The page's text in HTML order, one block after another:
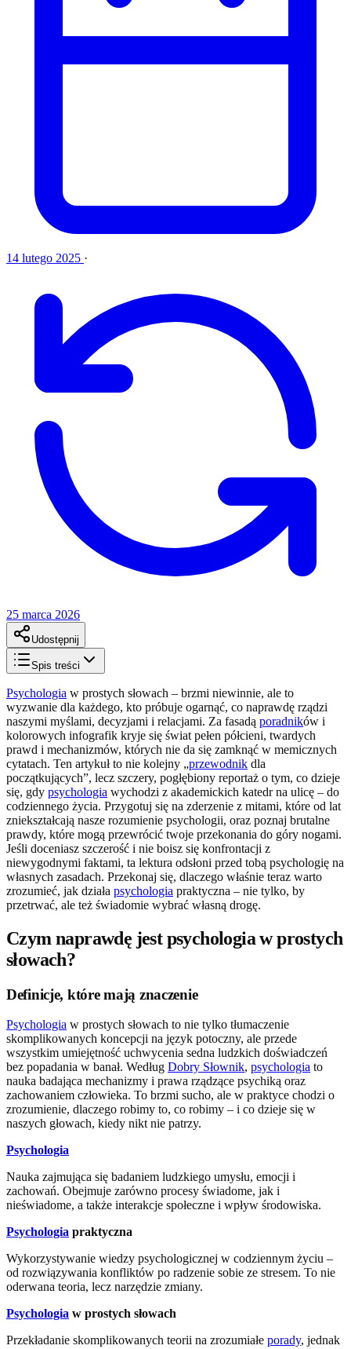
14 lutego 2025 ·
25 marca 2026
Udostępnij
Spis treści
Psychologia w prostych słowach – brzmi niewinnie, ale to
wyzwanie dla każdego, kto próbuje ogarnąć, co naprawdę rządzi
naszymi myślami, decyzjami i relacjami. Za fasadą poradników i
kolorowych infografik kryje się świat pełen półcieni, twardych
prawd i mechanizmów, których nie da się zamknąć w memicznych
cytatach. Ten artykuł to nie kolejny „przewodnik dla
początkujących”, lecz szczery, pogłębiony reportaż o tym, co dzieje
się, gdy psychologia wychodzi z akademickich katedr na ulicę – do
codziennego życia. Przygotuj się na zderzenie z mitami, które od lat
zniekształcają nasze rozumienie psychologii, oraz poznaj brutalne
prawdy, które mogą przewrócić twoje przekonania do góry nogami.
Jeśli doceniasz szczerość i nie boisz się konfrontacji z
niewygodnymi faktami, ta lektura odsłoni przed tobą psychologię na
własnych zasadach. Przekonaj się, dlaczego właśnie teraz warto
zrozumieć, jak działa psychologia praktyczna – nie tylko, by
przetrwać, ale też świadomie wybrać własną drogę.
Czym naprawdę jest psychologia w prostych
słowach?
Definicje, które mają znaczenie
Psychologia w prostych słowach to nie tylko tłumaczenie
skomplikowanych koncepcji na język potoczny, ale przede
wszystkim umiejętność uchwycenia sedna ludzkich doświadczeń
bez popadania w banał. Według Dobry Słownik, psychologia to
nauka badająca mechanizmy i prawa rządzące psychiką oraz
zachowaniem człowieka. To brzmi sucho, ale w praktyce chodzi o
zrozumienie, dlaczego robimy to, co robimy – i co dzieje się w
naszych głowach, kiedy nikt nie patrzy.
Psychologia
Nauka zajmująca się badaniem ludzkiego umysłu, emocji i
zachowań. Obejmuje zarówno procesy świadome, jak i
nieświadome, a także interakcje społeczne i wpływ środowiska.
Psychologia praktyczna
Wykorzystywanie wiedzy psychologicznej w codziennym życiu –
od rozwiązywania konfliktów po radzenie sobie ze stresem. To nie
oderwana teoria, lecz narzędzie zmiany.
Psychologia w prostych słowach
Przekładanie skomplikowanych teorii na zrozumiałe porady, jednak